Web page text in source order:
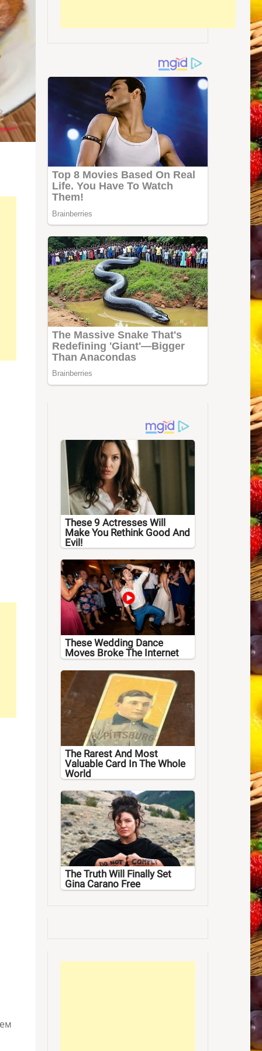
These 9 Actresses Will
Make You Rethink Good And
Evil!
These Wedding Dance
Moves Broke The Internet
The Rarest And Most
Valuable Card In The Whole
World
The Truth Will Finally Set
Gina Carano Free